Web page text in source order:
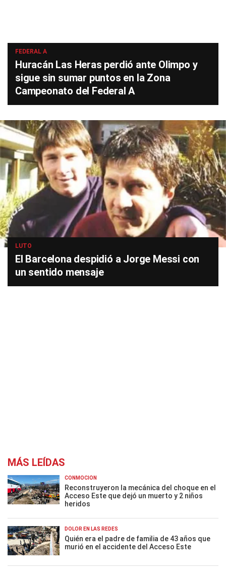
FEDERAL A
Huracán Las Heras perdió ante Olimpo y
sigue sin sumar puntos en la Zona
Campeonato del Federal A
LUTO
El Barcelona despidió a Jorge Messi con
un sentido mensaje
MÁS LEÍDAS
CONMOCIÓN
Reconstruyeron la mecánica del choque en el
Acceso Este que dejó un muerto y 2 niños
heridos
DOLOR EN LAS REDES
Quién era el padre de familia de 43 años que
murió en el accidente del Acceso Este